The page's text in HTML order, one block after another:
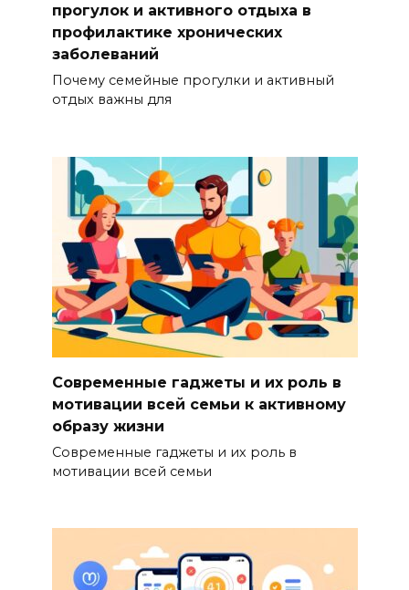
прогулок и активного отдыха в
профилактике хронических
заболеваний
Почему семейные прогулки и активный
отдых важны для
Современные гаджеты и их роль в
мотивации всей семьи к активному
образу жизни
Современные гаджеты и их роль в
мотивации всей семьи